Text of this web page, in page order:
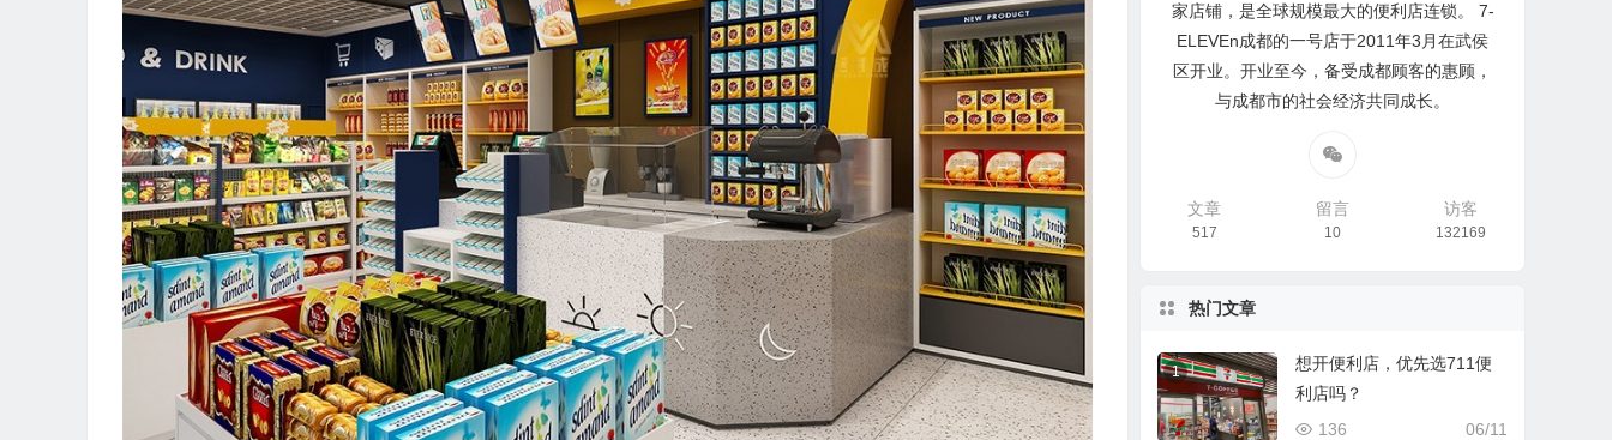
家店铺，是全球规模最大的便利店连锁。 7-
ELEVEn成都的一号店于2011年3月在武侯
区开业。开业至今，备受成都顾客的惠顾，
与成都市的社会经济共同成长。
文章
517
留言
10
访客
132169
热门文章
1
想开便利店，优先选711便
利店吗？
06/11
136